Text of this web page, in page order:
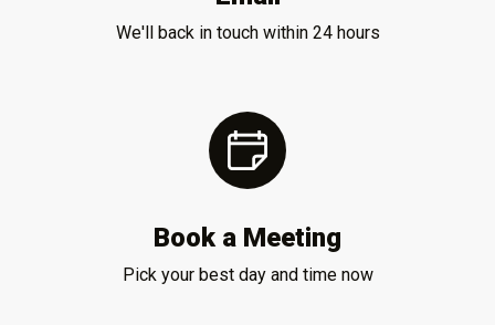
We'll back in touch within 24 hours
Book a Meeting
Pick your best day and time now